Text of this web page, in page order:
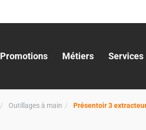
Promotions Métiers Services
Outillages à main Présentoir 3